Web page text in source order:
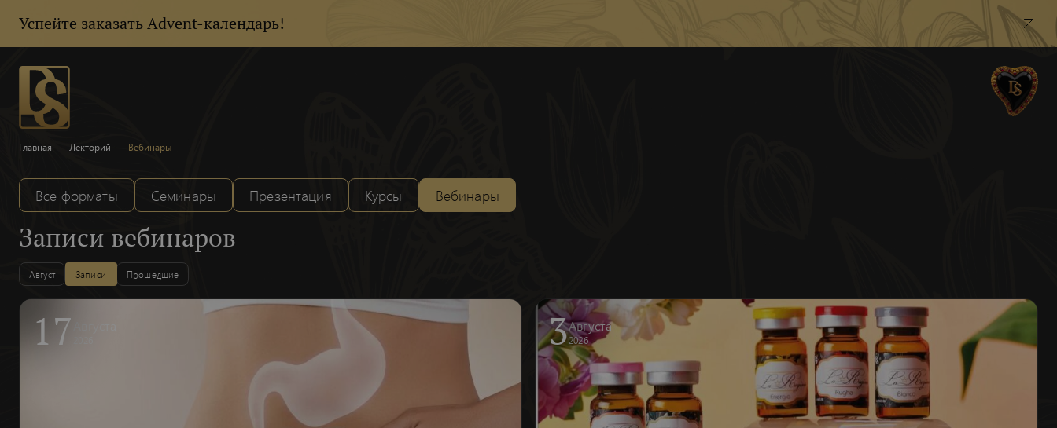
Успейте заказать Advent-календарь!
Главная — Лекторий — Вебинары
Все форматы Семинары Презентация Курсы Вебинары
Записи вебинаров
Август Записи Прошедшие
17 3Августа
2026